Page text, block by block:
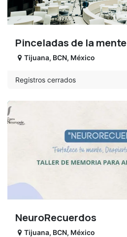
Pinceladas de la mente
Tijuana, BCN, México
Registros cerrados
NeuroRecuerdos
Tijuana, BCN, México